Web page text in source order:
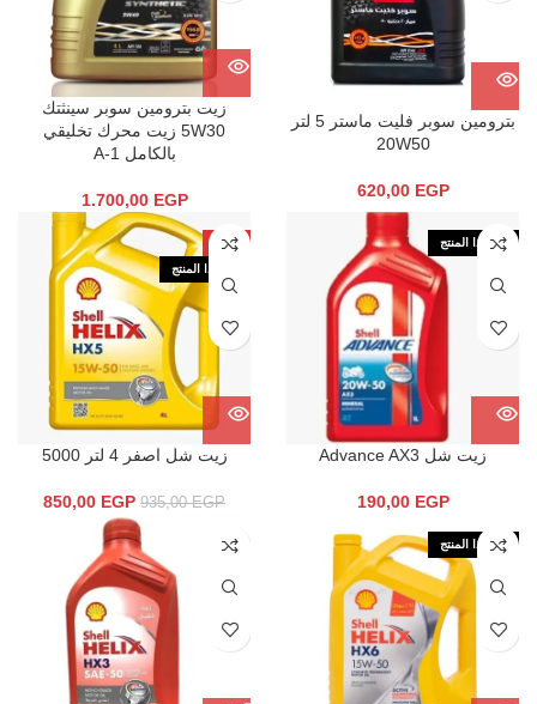
بترومين سوبر فليت ماستر 5 لتر
20W50
620,00 EGP
زيت بترومين سوبر سينثتك
5W30 زيت محرك تخليقي
بالكامل A-1
1.700,00 EGP
نفذ هذا المنتج
زيت شل Advance AX3
190,00 EGP
-9%
نفذ هذا المنتج
زيت شل اصفر 4 لتر 5000
935,00EGP
850,00 EGP
نفذ هذا المنتج